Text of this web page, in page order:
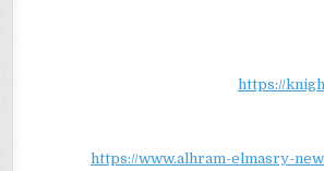
https://
https://www.alhram-elmasry-